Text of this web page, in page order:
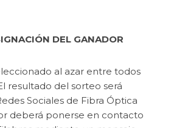
DEL GANADOR
al azar entre todos
resultado del sorteo será
Sociales de Fibra Óptica
deberá ponerse en contacto